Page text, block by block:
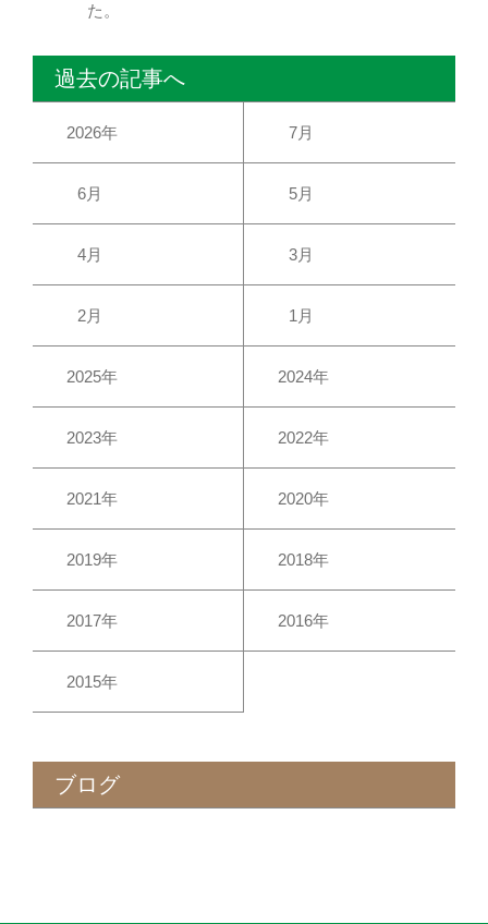
た。
過去の記事へ
2026年 7月
6月 5月
4月 3月
2月 1月
2025年 2024年
2023年 2022年
2021年 2020年
2019年 2018年
2017年 2016年
2015年
ブログ